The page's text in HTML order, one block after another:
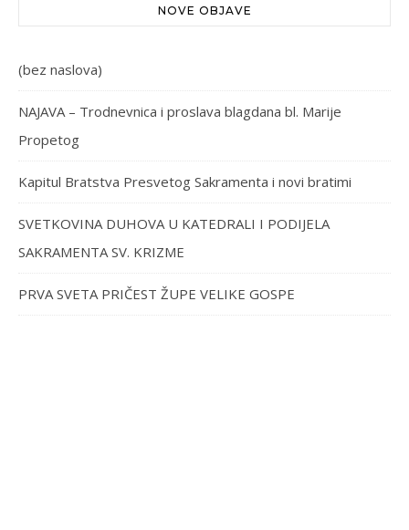
NOVE OBJAVE
(bez naslova)
NAJAVA – Trodnevnica i proslava blagdana bl. Marije
Propetog
Kapitul Bratstva Presvetog Sakramenta i novi bratimi
SVETKOVINA DUHOVA U KATEDRALI I PODIJELA
SAKRAMENTA SV. KRIZME
PRVA SVETA PRIČEST ŽUPE VELIKE GOSPE